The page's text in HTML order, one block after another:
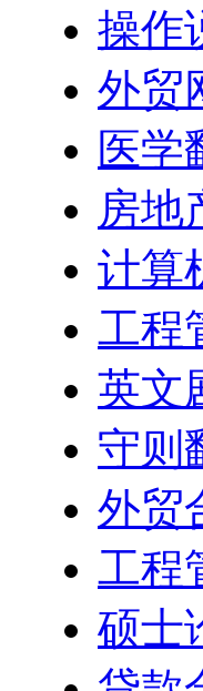
操作
外贸
医学
房地
计算
工程
英文
守则
外贸
工程
硕士